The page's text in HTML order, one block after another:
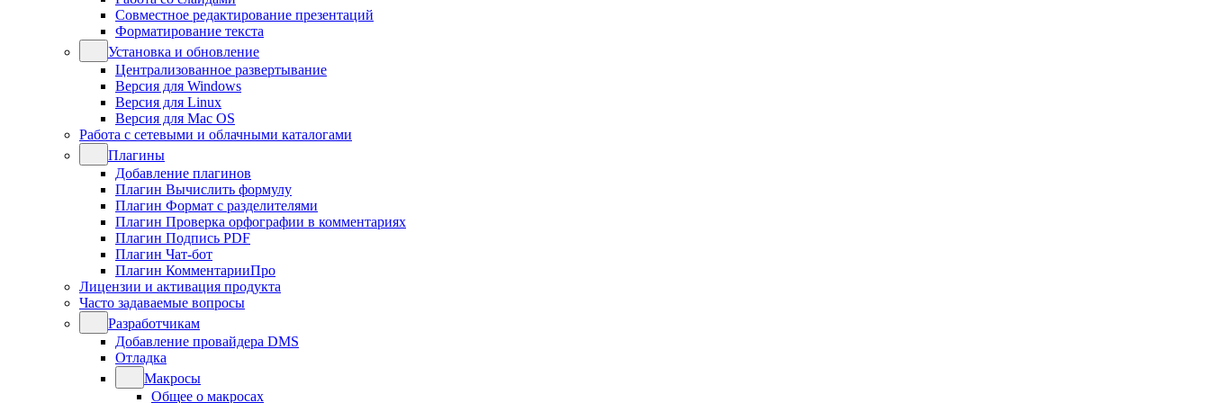
Совместное редактирование презентаций
Форматирование текста
Установка и обновление
Централизованное развертывание
Версия для Windows
Версия для Linux
Версия для Mac OS
Работа с сетевыми и облачными каталогами
Плагины
Добавление плагинов
Плагин Вычислить формулу
Плагин Формат с разделителями
Плагин Проверка орфографии в комментариях
Плагин Подпись PDF
Плагин Чат-бот
Плагин КомментарииПро
Лицензии и активация продукта
Часто задаваемые вопросы
Разработчикам
Добавление провайдера DMS
Отладка
Макросы
Общее о макросах